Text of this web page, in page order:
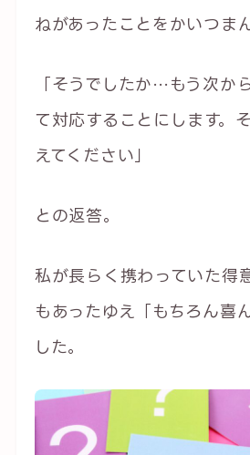
ねがあったことをかいつま
「そうでしたか…もう次か
て対応することにします。
えてください」
との返答。
私が長らく携わっていた得
もあったゆえ「もちろん喜
した。